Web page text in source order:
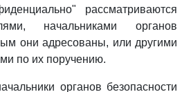
рассматриваются
начальниками органов
они адресованы, или другими
по их поручению.
органов безопасности